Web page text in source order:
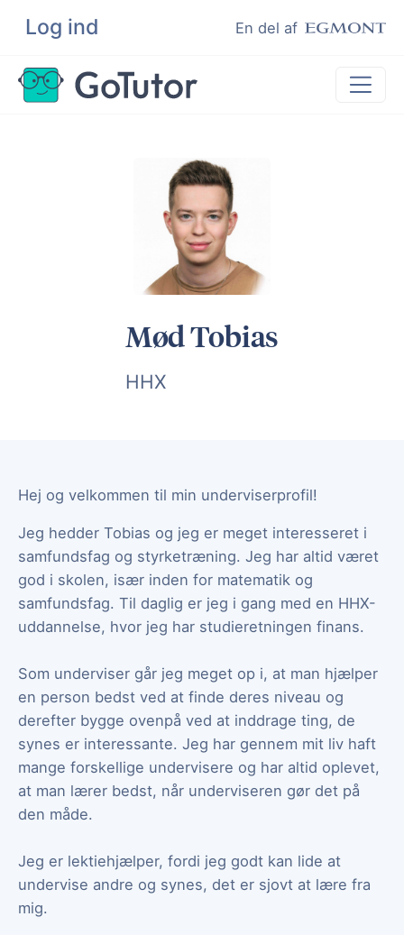
Log ind En del af
Søg
Hjælp til ordblinde
Mød Tobias
HHX
Hej og velkommen til min underviserprofil!
Jeg hedder Tobias og jeg er meget interesseret i
samfundsfag og styrketræning. Jeg har altid været
god i skolen, især inden for matematik og
samfundsfag. Til daglig er jeg i gang med en HHX-
uddannelse, hvor jeg har studieretningen finans.
Som underviser går jeg meget op i, at man hjælper
en person bedst ved at finde deres niveau og
derefter bygge ovenpå ved at inddrage ting, de
synes er interessante. Jeg har gennem mit liv haft
mange forskellige undervisere og har altid oplevet,
at man lærer bedst, når underviseren gør det på
den måde.
Jeg er lektiehjælper, fordi jeg godt kan lide at
undervise andre og synes, det er sjovt at lære fra
mig.